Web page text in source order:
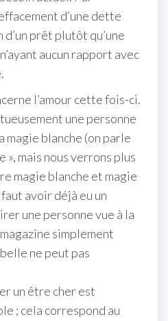
d’une dette
prêt plutôt qu’une
aucun rapport avec
l’amour cette fois-ci.
une personne
magie blanche (on parle
», mais nous verrons plus
magie blanche et magie
avoir déjà eu un
une personne vue à la
simplement
ne peut pas
un être cher est
; cela correspond au